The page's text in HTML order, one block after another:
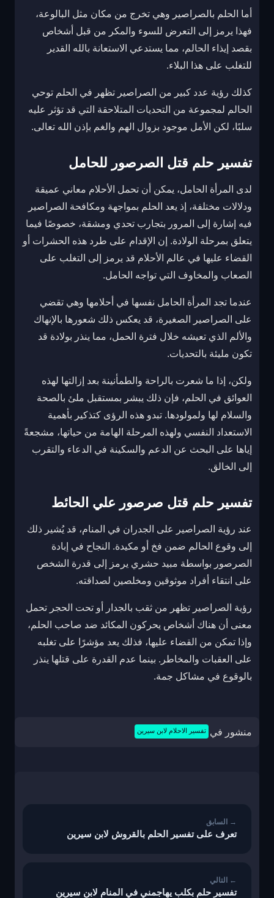
أما الحلم بالصراصير وهي تخرج من مكان مثل البالوعة،
فهذا يرمز إلى التعرض للسوء والمكر من قبل أشخاص
بقصد إيذاء الحالم، مما يستدعي الاستعانة بالله القدير
للتغلب على هذا البلاء.
كذلك رؤية عدد كبير من الصراصير تظهر في الحلم توحي
الحالم لمجموعة من التحديات المتلاحقة التي قد تؤثر عليه
سلبًا، لكن الأمل موجود بزوال الهم والغم بإذن الله تعالى.
تفسير حلم قتل الصرصور للحامل
لدى المرأة الحامل، يمكن أن تحمل الأحلام معاني عميقة
ودلالات مختلفة، إذ يعد الحلم بمواجهة ومكافحة الصراصير
فيه إشارة إلى المرور بتجارب تحدي ومشقة، خصوصًا فيما
يتعلق بمرحلة الولادة. إن الإقدام على طرد هذه الحشرات أو
القضاء عليها في عالم الأحلام قد يرمز إلى التغلب على
الصعاب والمخاوف التي تواجه الحامل.
عندما تجد المرأة الحامل نفسها في أحلامها وهي تقضي
على الصراصير الصغيرة، قد يعكس ذلك شعورها بالإنهاك
والألم الذي تعيشه خلال فترة الحمل، مما ينذر بولادة قد
تكون مليئة بالتحديات.
ولكن، إذا ما شعرت بالراحة والطمأنينة بعد إزالتها لهذه
العوائق في الحلم، فإن ذلك يبشر بمستقبل ملئ بالصحة
والسلام لها ولمولودها. تبدو هذه الرؤى كتذكير بأهمية
الاستعداد النفسي ولهذه المرحلة الهامة من حياتها، مشجعةً
إياها على البحث عن الدعم والسكينة في الدعاء والتقرب
إلى الخالق.
تفسير حلم قتل صرصور علي الحائط
عند رؤية الصراصير على الجدران في المنام، قد يُشير ذلك
إلى وقوع الحالم ضمن فخ أو مكيدة. النجاح في إبادة
الصرصور بواسطة مبيد حشري يرمز إلى قدرة الشخص
على انتقاء أفراد موثوقين ومخلصين لصداقته.
رؤية الصراصير تظهر من ثقب بالجدار أو تحت الحجر تحمل
معنى أن هناك أشخاص يحركون المكائد ضد صاحب الحلم،
وإذا تمكن من القضاء عليها، فذلك يعد مؤشرًا على تغلبه
على العقبات والمخاطر. بينما عدم القدرة على قتلها ينذر
بالوقوع في مشاكل جمة.
منشور في تفسير الاحلام لابن سيرين
تعرف على تفسير الحلم بالقروش لابن سيرين
تفسير حلم بكلب يهاجمني في المنام لابن سيرين